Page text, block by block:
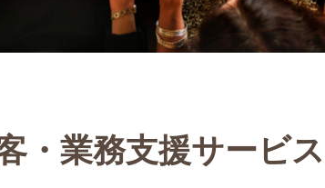
・業務支援サービ